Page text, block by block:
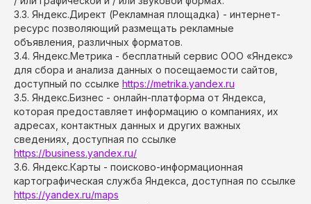
3.3. Яндекс.Директ (Рекламная площадка) - интернет-
ресурс позволяющий размещать рекламные
объявления, различных форматов.
3.4. Яндекс.Метрика - бесплатный сервис ООО «Яндекс»
для сбора и анализа данных о посещаемости сайтов,
доступный по ссылке https://metrika.yandex.ru
3.5. Яндекс.Бизнес - онлайн-платформа от Яндекса,
которая предоставляет информацию о компаниях, их
адресах, контактных данных и других важных
сведениях, доступная по ссылке
https://business.yandex.ru/
3.6. Яндекс.Карты - поисково-информационная
картографическая служба Яндекса, доступная по ссылке
https://yandex.ru/maps